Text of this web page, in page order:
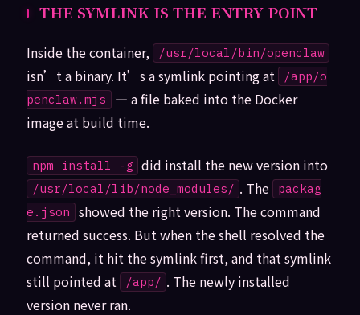
THE SYMLINK IS THE ENTRY POINT
Inside the container, /usr/local/bin/openclaw
isn’t a binary. It’s a symlink pointing at
/app/o
penclaw.mjs
— a file baked into the Docker
image at build time.
npm install -g did install the new version into
/usr/local/lib/node_modules/ . The
packag
e.json
showed the right version. The command
returned success. But when the shell resolved the
command, it hit the symlink first, and that symlink
still pointed at
/app/ . The newly installed
version never ran.